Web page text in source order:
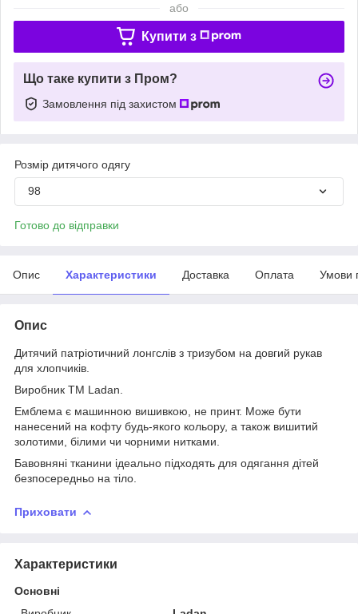
або
Купити з
Що таке купити з Пром?
Замовлення під захистом
Розмір дитячого одягу
98
Готово до відправки
Опис Характеристики Доставка Оплата Умови
Опис
Дитячий патріотичний лонгслів з тризубом на довгий рукав
для хлопчиків.
Виробник ТМ Ladan.
Емблема є машинною вишивкою, не принт. Може бути
нанесений на кофту будь-якого кольору, а також вишитий
золотими, білими чи чорними нитками.
Бавовняні тканини ідеально підходять для одягання дітей
безпосередньо на тіло.
Приховати
Характеристики
Основні